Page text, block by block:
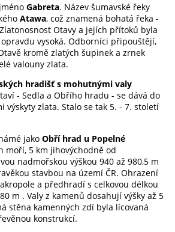
Gabreta. Název šumavské řeky
Atawa, což znamená bohatá řeka -
Otavy a jejích přítoků byla
vysoká. Odborníci připouštějí,
kromě zlatých šupinek a zrnek
valouny zlata.
hradišť s mohutnými valy
- Sedla a Obřího hradu - se dává do
výskyty zlata. Stalo se tak 5. - 7. století
jako Obří hrad u Popelné
moří, 5 km jihovýchodně od
nadmořskou výškou 940 až 980,5 m
stavbou na území ČR. Ohrazení
a předhradí s celkovou délkou
m . Valy z kamenů dosahují výšky až 5
stěna kamenných zdí byla lícovaná
konstrukcí.